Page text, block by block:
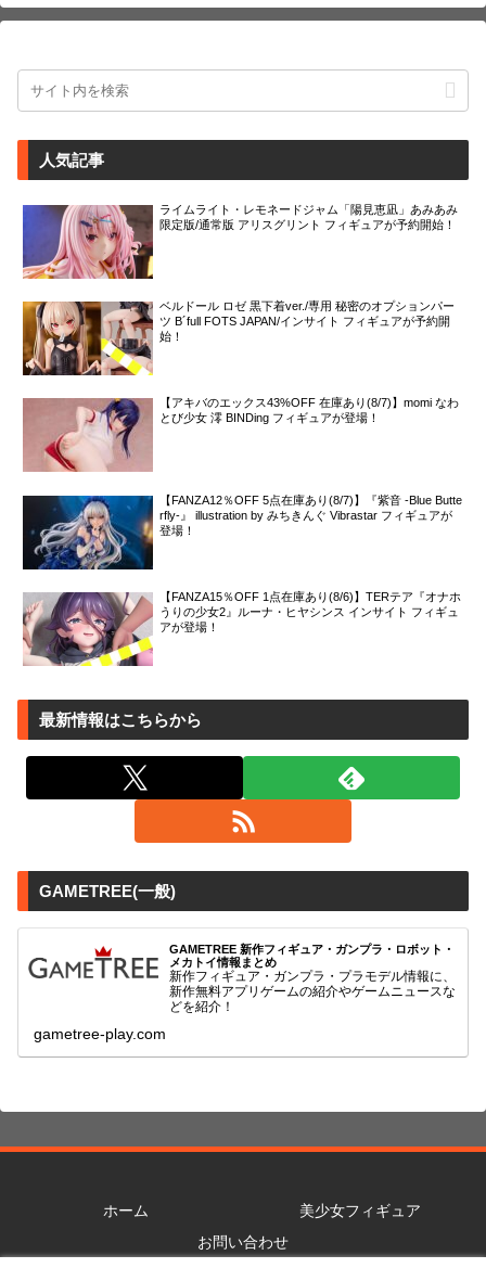
人気記事
ライムライト・レモネードジャム「陽見恵凪」あみあみ
限定版/通常版 アリスグリント フィギュアが予約開始！
ベルドール ロゼ 黒下着ver./専用 秘密のオプションパー
ツ B´full FOTS JAPAN/インサイト フィギュアが予約開
始！
【アキバのエックス43%OFF 在庫あり(8/7)】momi なわ
とび少女 澪 BINDing フィギュアが登場！
【FANZA12％OFF 5点在庫あり(8/7)】『紫音 -Blue Butte
rfly-』 illustration by みちきんぐ Vibrastar フィギュアが
登場！
【FANZA15％OFF 1点在庫あり(8/6)】TERテア『オナホ
うりの少女2』ルーナ・ヒヤシンス インサイト フィギュ
アが登場！
最新情報はこちらから
GAMETREE(一般)
GAMETREE 新作フィギュア・ガンプラ・ロボット・
メカトイ情報まとめ
新作フィギュア・ガンプラ・プラモデル情報に、
新作無料アプリゲームの紹介やゲームニュースな
どを紹介！
gametree-play.com
ホーム
美少女フィギュア
お問い合わせ